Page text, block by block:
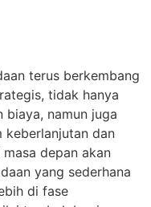
terus berkembang
tidak hanya
biaya, namun juga
keberlanjutan dan
depan akan
yang sederhana
di fase